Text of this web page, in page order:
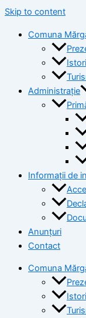
Skip to content
Comuna
Administrație
Informații de
Anunțuri
Contact
Comuna